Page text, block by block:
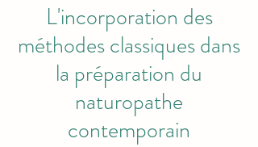
L'incorporation des
méthodes classiques dans
la préparation du
naturopathe
contemporain